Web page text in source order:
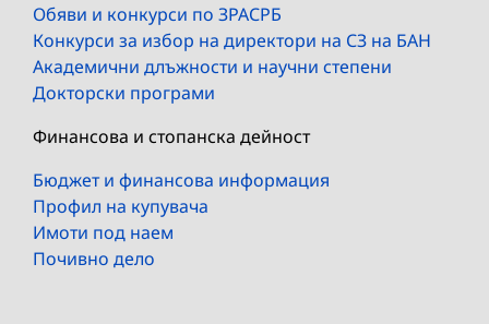
Обяви и конкурси по ЗРАСРБ
Конкурси за избор на директори на СЗ на БАН
Академични длъжности и научни степени
Докторски програми
Финансова и стопанска дейност
Бюджет и финансова информация
Профил на купувача
Имоти под наем
Почивно дело